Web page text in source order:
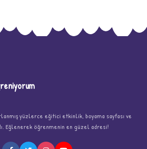
yüzlerce eğitici etkinlik, boyama sayfası ve
Eğlenerek öğrenmenin en güzel adresi!